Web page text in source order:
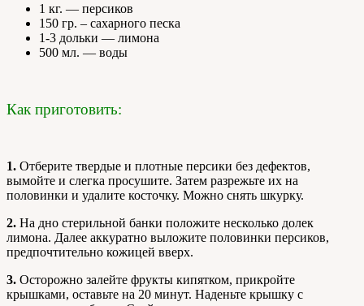
1 кг. — персиков
150 гр. – сахарного песка
1-3 дольки — лимона
500 мл. — воды
Как приготовить:
1. Отберите твердые и плотные персики без дефектов,
вымойте и слегка просушите. Затем разрежьте их на
половинки и удалите косточку. Можно снять шкурку.
2. На дно стерильной банки положите несколько долек
лимона. Далее аккуратно выложите половинки персиков,
предпочтительно кожицей вверх.
3. Осторожно залейте фрукты кипятком, прикройте
крышками, оставьте на 20 минут. Наденьте крышку с